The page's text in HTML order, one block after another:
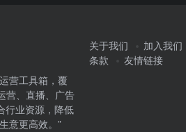
营工具箱，覆
营、直播、广告
行业资源，降低
意更高效。”
关于我们 加入我们
条款
友情链接